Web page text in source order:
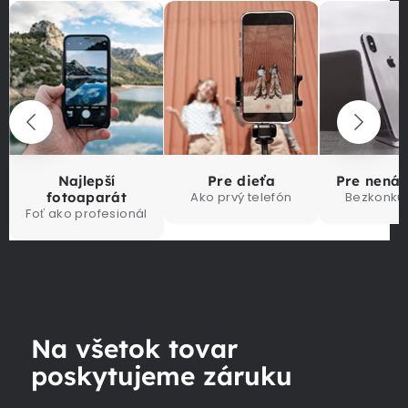
Najlepší
fotoaparát
Foť ako profesionál
Pre dieťa
Ako prvý telefón
Pre
Na všetok tovar
poskytujeme záruku